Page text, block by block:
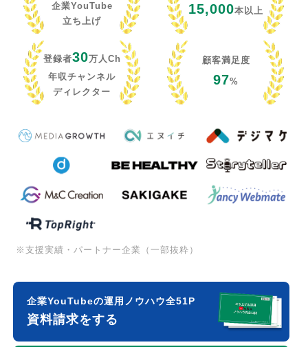
企業YouTube
立ち上げ
15,000本以上
登録者30万人Ch
年収チャンネル
ディレクター
顧客満足度
97%
※支援実績・パートナー企業（一部抜粋）
企業YouTubeの運用ノウハウ全51P
資料請求をする